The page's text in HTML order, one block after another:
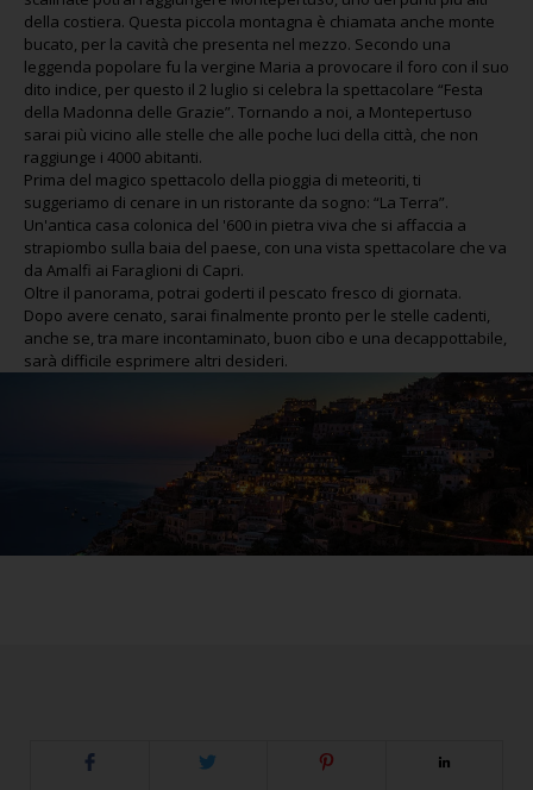
della costiera. Questa piccola montagna è chiamata anche monte
bucato, per la cavità che presenta nel mezzo. Secondo una
leggenda popolare fu la vergine Maria a provocare il foro con il suo
dito indice, per questo il 2 luglio si celebra la spettacolare “Festa
della Madonna delle Grazie”. Tornando a noi, a Montepertuso
sarai più vicino alle stelle che alle poche luci della città, che non
raggiunge i 4000 abitanti.
Prima del magico spettacolo della pioggia di meteoriti, ti
suggeriamo di cenare in un ristorante da sogno: “La Terra”.
Un'antica casa colonica del '600 in pietra viva che si affaccia a
strapiombo sulla baia del paese, con una vista spettacolare che va
da Amalfi ai Faraglioni di Capri.
Oltre il panorama, potrai goderti il pescato fresco di giornata.
Dopo avere cenato, sarai finalmente pronto per le stelle cadenti,
anche se, tra mare incontaminato, buon cibo e una decappottabile,
sarà difficile esprimere altri desideri.